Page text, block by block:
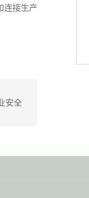
连接生产
安全